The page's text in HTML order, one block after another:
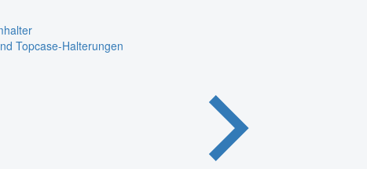
Topcase-Halterungen